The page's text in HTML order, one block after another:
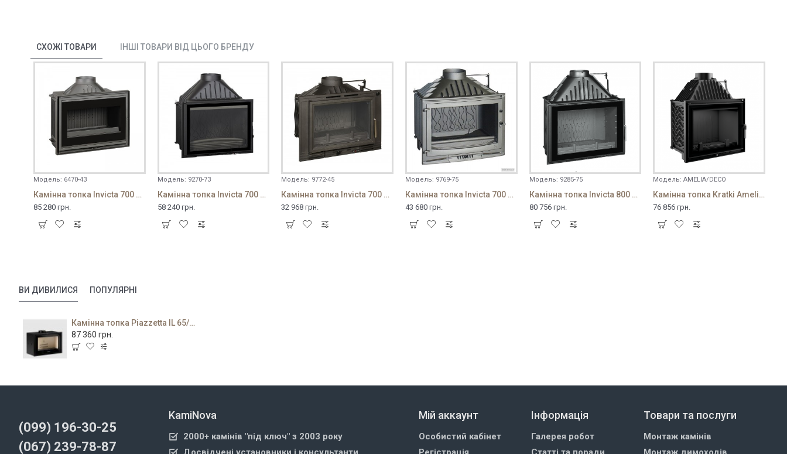
СХОЖІ ТОВАРИ ІНШІ ТОВАРИ ВІД ЦЬОГО БРЕНДУ
Модель: 6470-43
Камінна топка Invicta 700 Air Control
85 280 грн.
Модель: 9270-73
Камінна топка Invicta 700 Grande Angle
58 240 грн.
Модель: 9772-45
Камінна топка Invicta 700 Minos з шибером
32 968 грн.
Модель: 9769-75
Камінна топка Invicta 700 SELENIC з шибером
43 680 грн.
Модель: 9285-75
Камінна топка Invicta 800 Grande Angle з шибером
80 756 грн.
Модель: AMELIA/DECO
Камінна топка Kratki Amelia 25 Deco
76 856 грн.
ВИ ДИВИЛИСЯ ПОПУЛЯРНІ
Камінна топка Piazzetta IL 65/54
87 360 грн.
(099) 196-30-25
(067) 239-78-87
KamiNova
2000+ камінів "під ключ" з 2003 року
Мій аккаунт
Особистий кабінет
Інформація
Галерея робот
Товари та послуги
Монтаж камінів